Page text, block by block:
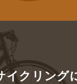
イクリン